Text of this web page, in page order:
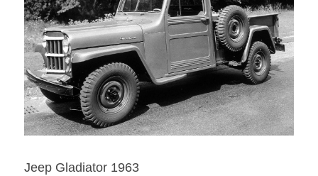
Jeep Gladiator 1963